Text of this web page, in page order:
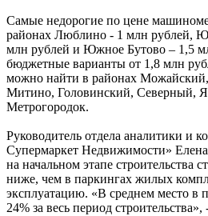
Самые недорогие по цене
районах Люблино - 1 млн рублей,
млн рублей и Южное Бутово – 1,5
бюджетные варианты от 1,8 млн
можно найти в районах
Митино, Головинский, Северный,
Метрогородок.
Руководитель отдела аналитики и
Супермаркет Недвижимости» Елена
на начальном этапе строительства
ниже, чем в паркингах жилых
эксплуатацию. «В среднем место в
24% за весь период